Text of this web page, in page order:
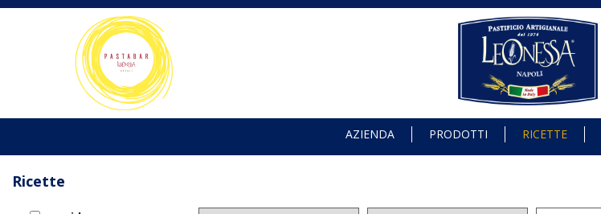
AZIENDA PRODOTTI RICETTE
Ricette